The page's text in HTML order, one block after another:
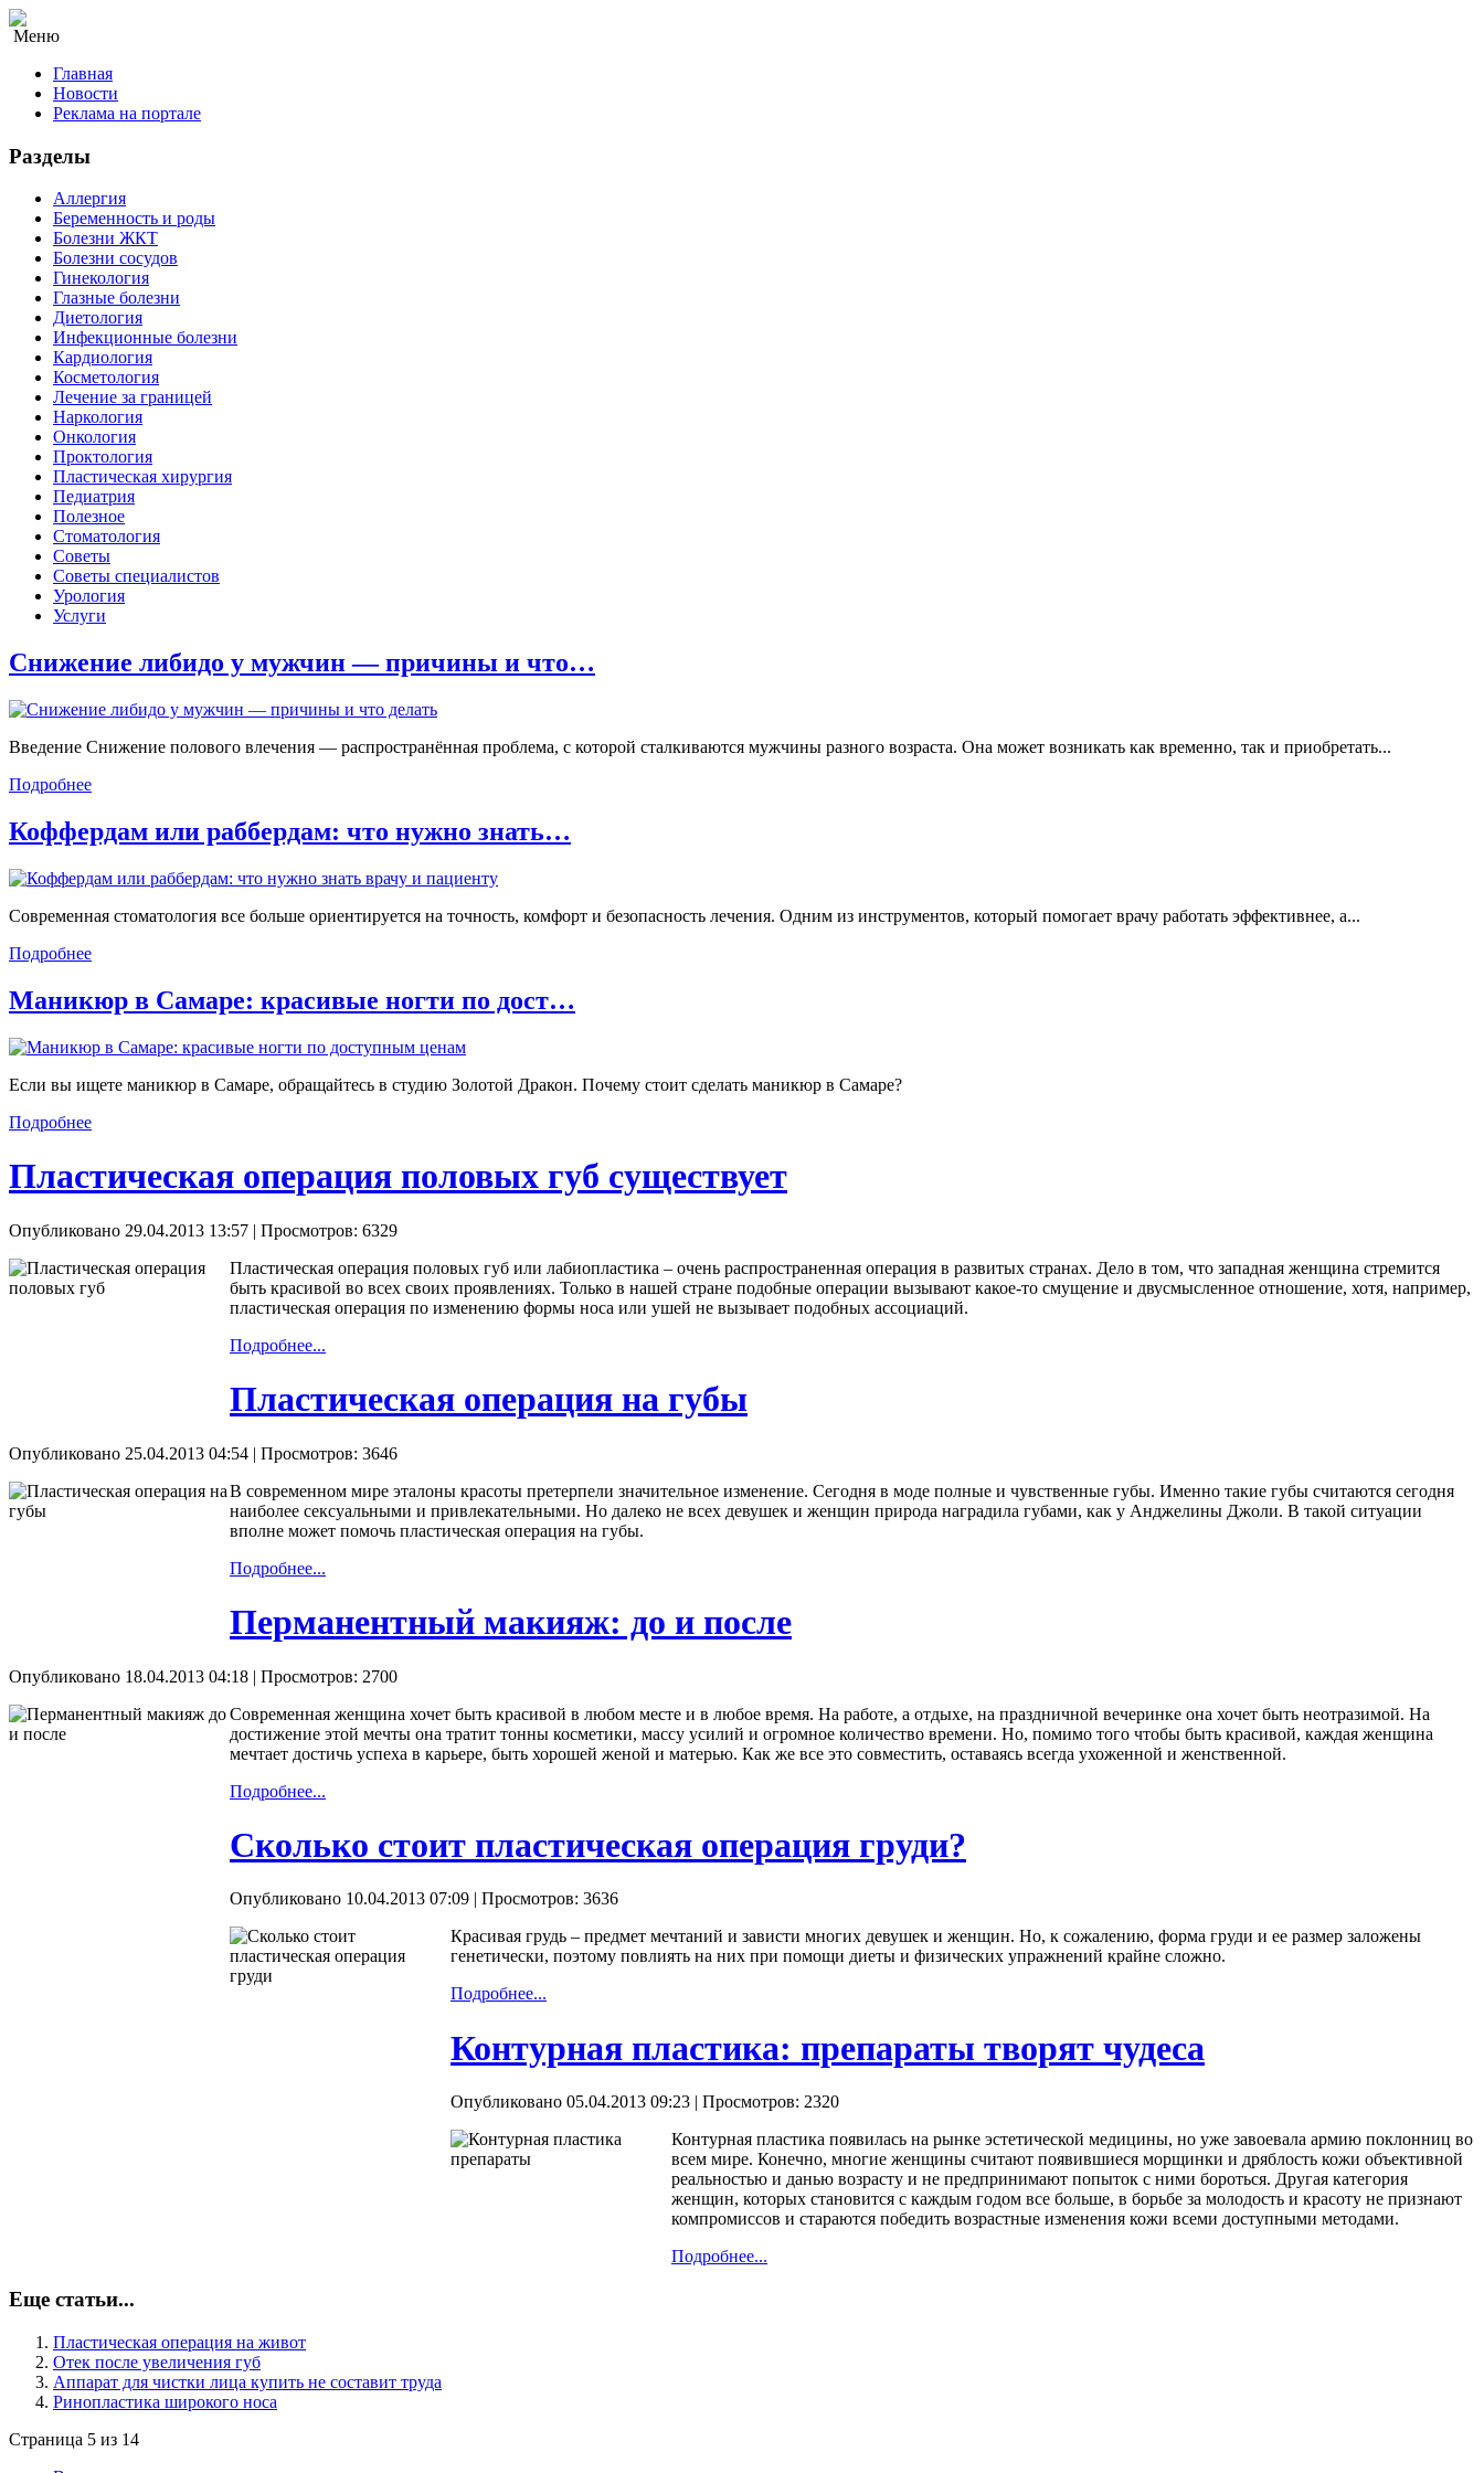
Меню
Главная
Новости
Реклама на портале
Разделы
Аллергия
Беременность и роды
Болезни ЖКТ
Болезни сосудов
Гинекология
Глазные болезни
Диетология
Инфекционные болезни
Кардиология
Косметология
Лечение за границей
Наркология
Онкология
Проктология
Пластическая хирургия
Педиатрия
Полезное
Стоматология
Советы
Советы специалистов
Урология
Услуги
Снижение либидо у мужчин — причины и что…
Введение Снижение полового влечения — распространённая проблема, с которой сталкиваются мужчины разного возраста. Она может возникать как временно, так и приобретать...
Подробнее
Коффердам или раббердам: что нужно знать…
Современная стоматология все больше ориентируется на точность, комфорт и безопасность лечения. Одним из инструментов, который помогает врачу работать эффективнее, а...
Подробнее
Маникюр в Самаре: красивые ногти по дост…
Если вы ищете маникюр в Самаре, обращайтесь в студию Золотой Дракон. Почему стоит сделать маникюр в Самаре?
Подробнее
Пластическая операция половых губ существует
Опубликовано 29.04.2013 13:57 | Просмотров: 6329
Пластическая операция половых губ или лабиопластика – очень распространенная операция в развитых странах. Дело в том, что западная женщина стремится
быть красивой во всех своих проявлениях. Только в нашей стране подобные операции вызывают какое-то смущение и двусмысленное отношение, хотя, например,
пластическая операция по изменению формы носа или ушей не вызывает подобных ассоциаций.
Подробнее...
Пластическая операция на губы
Опубликовано 25.04.2013 04:54 | Просмотров: 3646
В современном мире эталоны красоты претерпели значительное изменение. Сегодня в моде полные и чувственные губы. Именно такие губы считаются сегодня
наиболее сексуальными и привлекательными. Но далеко не всех девушек и женщин природа наградила губами, как у Анджелины Джоли. В такой ситуации
вполне может помочь пластическая операция на губы.
Подробнее...
Перманентный макияж: до и после
Опубликовано 18.04.2013 04:18 | Просмотров: 2700
Современная женщина хочет быть красивой в любом месте и в любое время. На работе, а отдыхе, на праздничной вечеринке она хочет быть неотразимой. На
достижение этой мечты она тратит тонны косметики, массу усилий и огромное количество времени. Но, помимо того чтобы быть красивой, каждая женщина
мечтает достичь успеха в карьере, быть хорошей женой и матерью. Как же все это совместить, оставаясь всегда ухоженной и женственной.
Подробнее...
Сколько стоит пластическая операция груди?
Опубликовано 10.04.2013 07:09 | Просмотров: 3636
Красивая грудь – предмет мечтаний и зависти многих девушек и женщин. Но, к сожалению, форма груди и ее размер заложены
генетически, поэтому повлиять на них при помощи диеты и физических упражнений крайне сложно.
Подробнее...
Контурная пластика: препараты творят чудеса
Опубликовано 05.04.2013 09:23 | Просмотров: 2320
Контурная пластика появилась на рынке эстетической медицины, но уже завоевала армию поклонниц во
всем мире. Конечно, многие женщины считают появившиеся морщинки и дряблость кожи объективной
реальностью и данью возрасту и не предпринимают попыток с ними бороться. Другая категория
женщин, которых становится с каждым годом все больше, в борьбе за молодость и красоту не признают
компромиссов и стараются победить возрастные изменения кожи всеми доступными методами.
Подробнее...
Еще статьи...
Пластическая операция на живот
Отек после увеличения губ
Аппарат для чистки лица купить не составит труда
Ринопластика широкого носа
Страница 5 из 14